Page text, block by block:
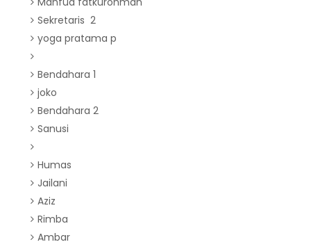
Sekretaris 2
yoga pratama p
Bendahara 1
joko
Bendahara 2
Sanusi
Humas
Jailani
Aziz
Rimba
Ambar